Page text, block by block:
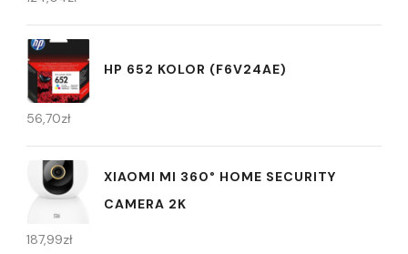
HP 652 KOLOR (F6V24AE)
56,70zł
XIAOMI MI 360° HOME SECURITY
CAMERA 2K
187,99zł